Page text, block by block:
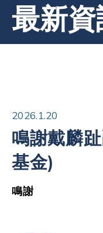
最新
2026.1.20
鳴謝戴麟
基金)
鳴謝